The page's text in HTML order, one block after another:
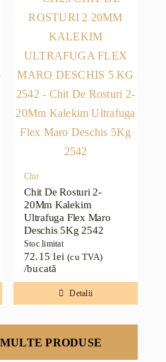
Chit
Chit De Rosturi 2-
20Mm Kalekim
Ultrafuga Flex Maro
Deschis 5Kg 2542
Stoc limitat
72.15lei (cu TVA)
/bucată
Detalii
PRODUSE